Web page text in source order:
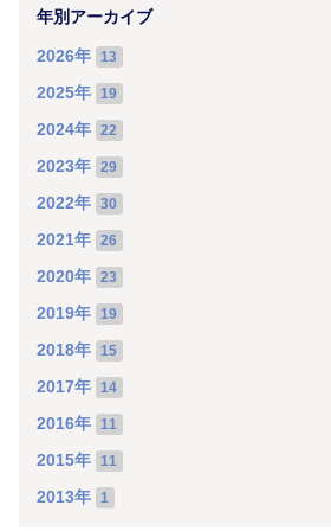
年別アーカイブ
2026年 13
2025年 19
2024年 22
2023年 29
2022年 30
2021年 26
2020年 23
2019年 19
2018年 15
2017年 14
2016年 11
2015年 11
2013年 1